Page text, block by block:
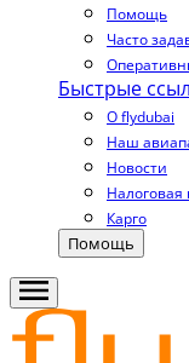
Помощь
Часто
Быстрые
О flydubai
Наш
Новости
Налоговая
Карго
Помощь